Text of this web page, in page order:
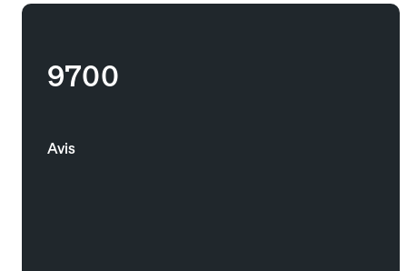
9700
Avis